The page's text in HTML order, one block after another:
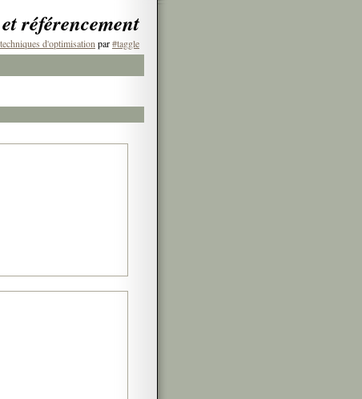
référencement
d'optimisation par#taggle